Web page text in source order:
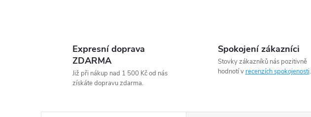
Expresní doprava
ZDARMA
Již při nákup nad 1 500 Kč od nás
získáte dopravu zdarma.
Spokojení zákazníci
Stovky zákazníků nás pozitivně
hodnotí v recenzích spokojenosti.